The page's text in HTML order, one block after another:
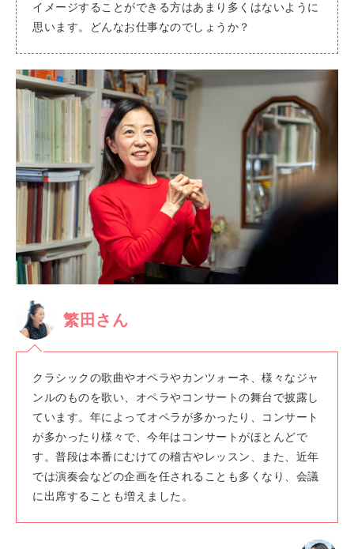
イメージすることができる方はあまり多くはないように
思います。どんなお仕事なのでしょうか？
繁田さん
クラシックの歌曲やオペラやカンツォーネ、様々なジャ
ンルのものを歌い、オペラやコンサートの舞台で披露し
ています。年によってオペラが多かったり、コンサート
が多かったり様々で、今年はコンサートがほとんどで
す。普段は本番にむけての稽古やレッスン、また、近年
では演奏会などの企画を任されることも多くなり、会議
に出席することも増えました。